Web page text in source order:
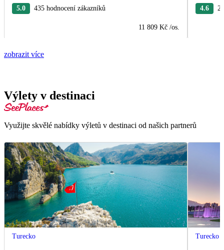
5.0 435 hodnocení zákazníků
11 809 Kč /os.
4.6
zobrazit více
Výlety v destinaci
Využijte skvělé nabídky výletů v destinaci od našich partnerů
Turecko Turecko